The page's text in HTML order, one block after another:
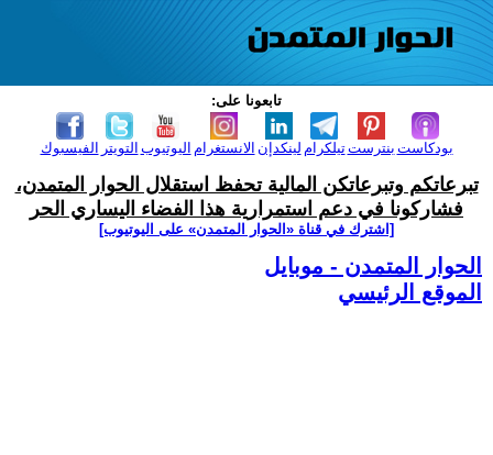
تابعونا على:
الفيسبوك التويتر اليوتيوب الانستغرام لينكدإن تيلكرامبنترست بودكاست
تبرعاتكم وتبرعاتكن المالية تحفظ استقلال الحوار المتمدن،
فشاركونا في دعم استمرارية هذا الفضاء اليساري الحر
[اشترك في قناة ‫«الحوار المتمدن» على اليوتيوب]
الحوار المتمدن - موبايل
الموقع الرئيسي